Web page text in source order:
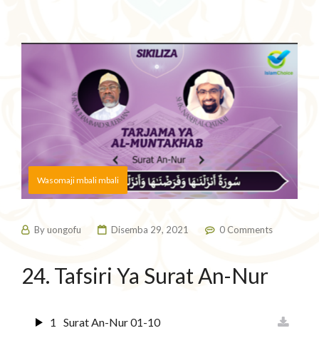
Wasomaji mbali mbali
Byuongofu Disemba 29, 2021 0 Comments
24. Tafsiri Ya Surat An-Nur
1 Surat An-Nur 01-10